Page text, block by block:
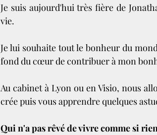
Je suis aujourd'hui très fière de
vie.
Je lui souhaite tout le bonheur du
fond du cœur de contribuer à mon
Au cabinet à Lyon ou en Visio, nous
crée puis vous apprendre quelques
Qui n'a pas rêvé de vivre comme si